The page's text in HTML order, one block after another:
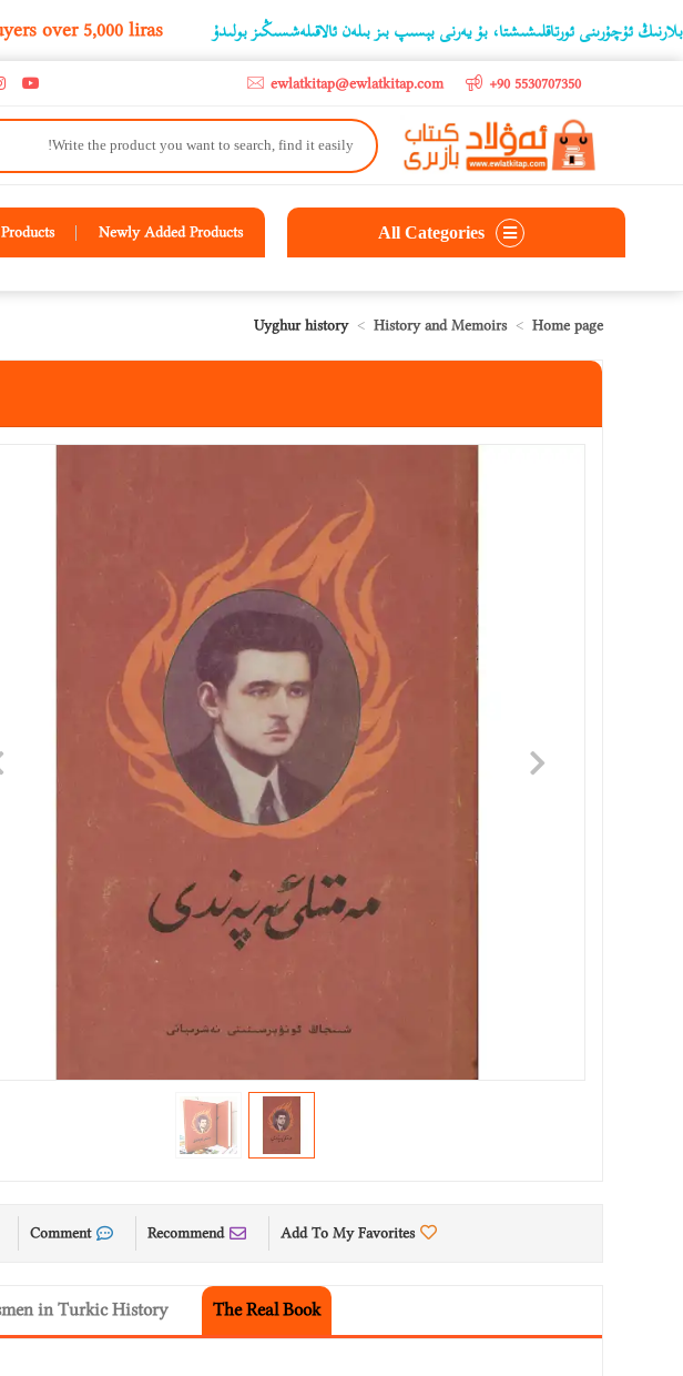
buyers over 5,000 liras ئورتاقلىشىشتا، بۇ يەرنى بېسىپ بىز بىلەن ئالاقىلەشسىڭىز بولىدۇ
+90 5530707350
ewlatkitap@ewlatkitap.com
All Categories
Newly Added Products
Home page
History and Memoirs
Uyghur history
Add To My Favorites
Recommend
Comment
The Real Book
in Turkic History